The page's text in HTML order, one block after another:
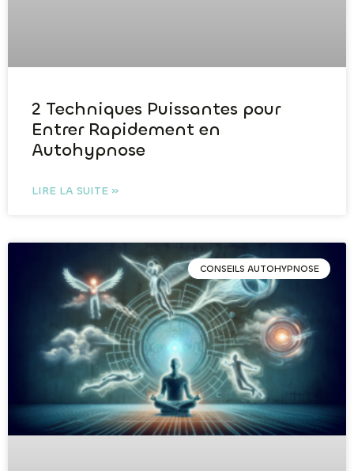
2 Techniques Puissantes pour
Entrer Rapidement en
Autohypnose
LIRE LA SUITE »
CONSEILS AUTOHYPNOSE